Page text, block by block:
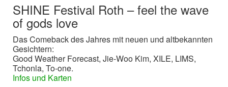
SHINE Festival Roth – feel the wave
of gods love
Das Comeback des Jahres mit neuen und altbekannten
Gesichtern:
Good Weather Forecast, Jie-Woo Kim, XILE, LIMS,
Tchonla, To-one.
Infos und Karten